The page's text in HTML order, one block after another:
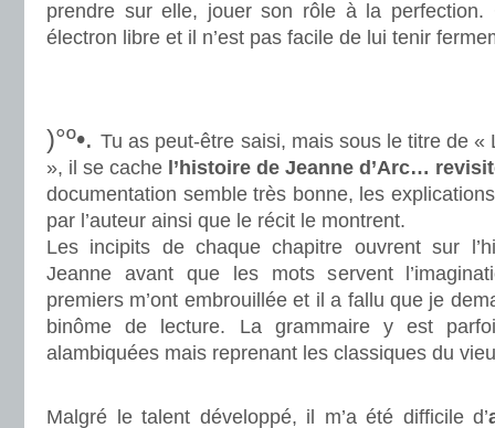
prendre sur elle, jouer son rôle à la perfection.
électron libre et il n’est pas facile de lui tenir
)°º•.Tu as peut-être saisi, mais sous le titre de «
», il se cache l’histoire de Jeanne d’Arc…
documentation semble très bonne, les
par l’auteur ainsi que le récit le montrent.
Les incipits de chaque chapitre ouvrent sur
Jeanne avant que les mots servent
premiers m’ont embrouillée et il a fallu que je
binôme de lecture. La grammaire y est
alambiquées mais reprenant les classiques du
Malgré le talent développé, il m’a été difficile d’